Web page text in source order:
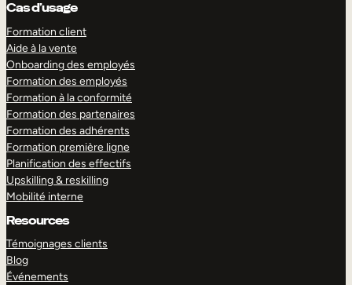
Cas d’usage
Formation client
Aide à la vente
Onboarding des employés
Formation des employés
Formation à la conformité
Formation des partenaires
Formation des adhérents
Formation première ligne
Planification des effectifs
Upskilling & reskilling
Mobilité interne
Resources
Témoignages clients
Blog
Événements